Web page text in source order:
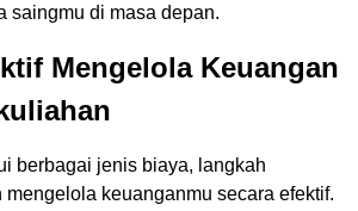
saingmu di masa depan.
Mengelola Keuangan
berbagai jenis biaya, langkah
keuanganmu secara efektif.